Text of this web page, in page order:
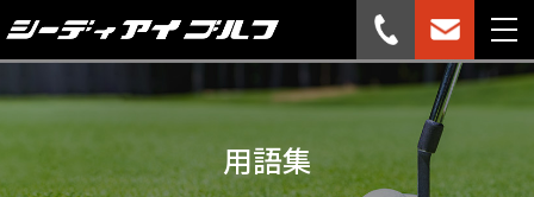
用語集